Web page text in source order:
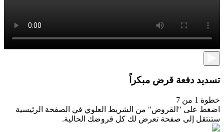
تسديد دفعة قرض مبكراً
خطوة 1 من 7
اضغط على "القروض" من الشريط العلوي في الصفحة الرئيسية
ستنتقل إلى صفحة تعرض لك كل قروضك الحالية.